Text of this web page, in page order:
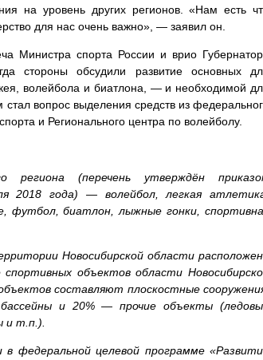
на уровень других регионов. «Нам есть
для нас очень важно», — заявил он.
Министра спорта России и врио
стороны обсудили развитие основных
волейбола и биатлона, — и необходимой
вопрос выделения средств из
и Регионального центра по волейболу.
(перечень утверждён
года) — волейбол, легкая
футбол, биатлон, лыжные гонки,
Новосибирской области
объектов области
составляют плоскостные
и 20% — прочие объекты
и т.п.).
в федеральной целевой программе